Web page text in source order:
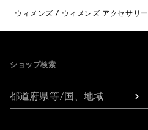
ウィメンズ ウィメンズ アクセサリー
ショップ検索
都道府県等/国、地域